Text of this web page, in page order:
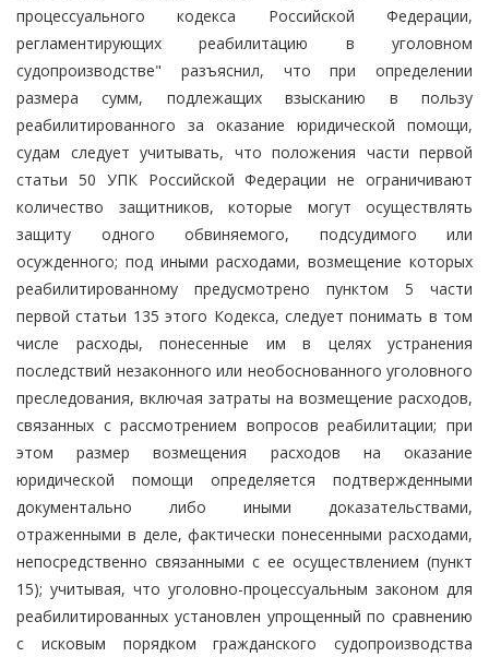
процессуального кодекса Российской Федерации,
регламентирующих реабилитацию в уголовном
судопроизводстве" разъяснил, что при определении
размера сумм, подлежащих взысканию в пользу
реабилитированного за оказание юридической помощи,
судам следует учитывать, что положения части первой
статьи 50 УПК Российской Федерации не ограничивают
количество защитников, которые могут осуществлять
защиту одного обвиняемого, подсудимого или
осужденного; под иными расходами, возмещение которых
реабилитированному предусмотрено пунктом 5 части
первой статьи 135 этого Кодекса, следует понимать в том
числе расходы, понесенные им в целях устранения
последствий незаконного или необоснованного уголовного
преследования, включая затраты на возмещение расходов,
связанных с рассмотрением вопросов реабилитации; при
этом размер возмещения расходов на оказание
юридической помощи определяется подтвержденными
документально либо иными доказательствами,
отраженными в деле, фактически понесенными расходами,
непосредственно связанными с ее осуществлением (пункт
15); учитывая, что уголовно-процессуальным законом для
реабилитированных установлен упрощенный по сравнению
с исковым порядком гражданского судопроизводства